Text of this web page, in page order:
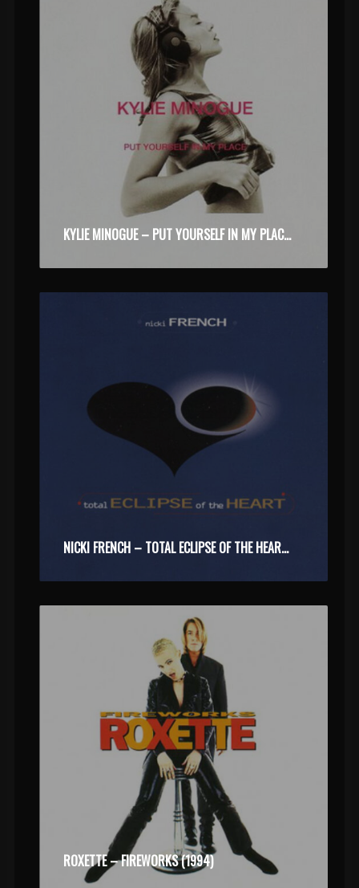
KYLIE MINOGUE – PUT YOURSELF IN MY PLACE (1994)
NICKI FRENCH – TOTAL ECLIPSE OF THE HEART (1994)
ROXETTE – FIREWORKS (1994)